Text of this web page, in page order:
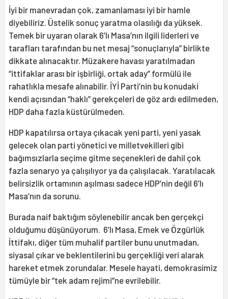
İyi bir manevradan çok, zamanlaması iyi bir hamle
diyebiliriz. Üstelik sonuç yaratma olasılığı da yüksek.
Temek bir uyaran olarak 6’lı Masa’nın ilgili liderleri ve
tarafları tarafından bu net mesaj “sonuçlarıyla” birlikte
dikkate alınacaktır. Müzakere havası yaratılmadan
“ittifaklar arası bir işbirliği, ortak aday” formülü ile
rahatlıkla mesafe alınabilir. İYİ Parti’nin bu konudaki
kendi açısından “haklı” gerekçeleri de göz ardı edilmeden,
HDP daha fazla küstürülmeden.
HDP kapatılırsa ortaya çıkacak yeni parti, yeni yasak
gelecek olan parti yönetici ve milletvekilleri gibi
bağımsızlarla seçime gitme seçenekleri de dahil çok
fazla senaryo ya çalışılıyor ya da çalışılacak. Yaratılacak
belirsizlik ortamının aşılması sadece HDP’nin değil 6’lı
Masa’nın da sorunu.
Burada naif baktığım söylenebilir ancak ben gerçekçi
olduğumu düşünüyorum. 6’lı Masa, Emek ve Özgürlük
İttifakı, diğer tüm muhalif partiler bunu unutmadan,
siyasal çıkar ve beklentilerini bu gerçekliği veri alarak
hareket etmek zorundalar. Mesele hayati, demokrasimiz
tümüyle bir “tek adam rejimi”ne evrilebilir.